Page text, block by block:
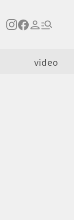
video